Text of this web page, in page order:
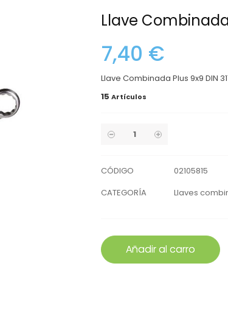
Llave Combinada
7,40 €
Llave Combinada Plus 9x9 DIN
15 Artículos
CÓDIGO
02105815
CATEGORÍA
Llaves
Añadir al carro